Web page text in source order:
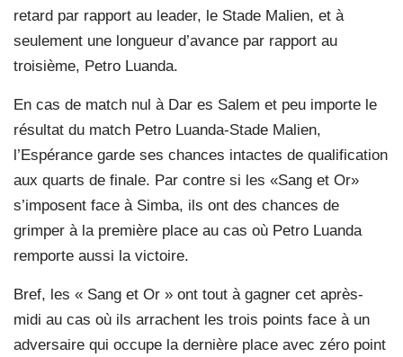
retard par rapport au leader, le Stade Malien, et à
seulement une longueur d’avance par rapport au
troisième, Petro Luanda.
En cas de match nul à Dar es Salem et peu importe le
résultat du match Petro Luanda-Stade Malien,
l’Espérance garde ses chances intactes de qualification
aux quarts de finale. Par contre si les «Sang et Or»
s’imposent face à Simba, ils ont des chances de
grimper à la première place au cas où Petro Luanda
remporte aussi la victoire.
Bref, les « Sang et Or » ont tout à gagner cet après-
midi au cas où ils arrachent les trois points face à un
adversaire qui occupe la dernière place avec zéro point